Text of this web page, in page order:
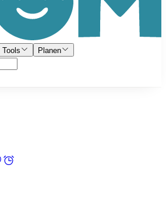
Tools Planen